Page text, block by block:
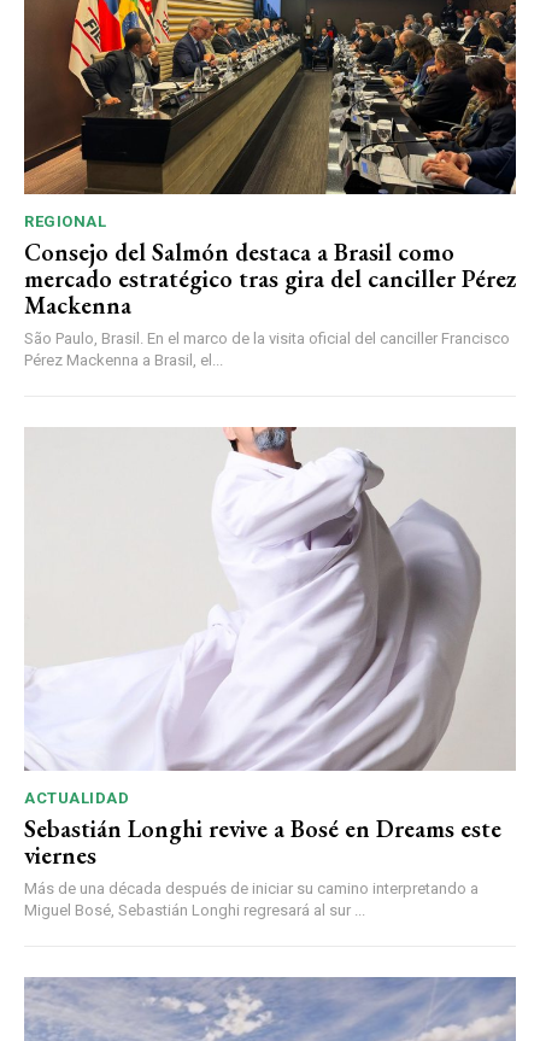
REGIONAL
Consejo del Salmón destaca a Brasil como
mercado estratégico tras gira del canciller Pérez
Mackenna
São Paulo, Brasil. En el marco de la visita oficial del canciller Francisco
Pérez Mackenna a Brasil, el...
ACTUALIDAD
Sebastián Longhi revive a Bosé en Dreams este
viernes
Más de una década después de iniciar su camino interpretando a
Miguel Bosé, Sebastián Longhi regresará al sur ...